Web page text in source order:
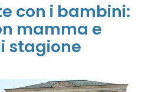
con i bambini:
mamma e
stagione